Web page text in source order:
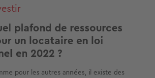
plafond de ressources
un locataire en loi
en 2022 ?
pour les autres années, il existe des